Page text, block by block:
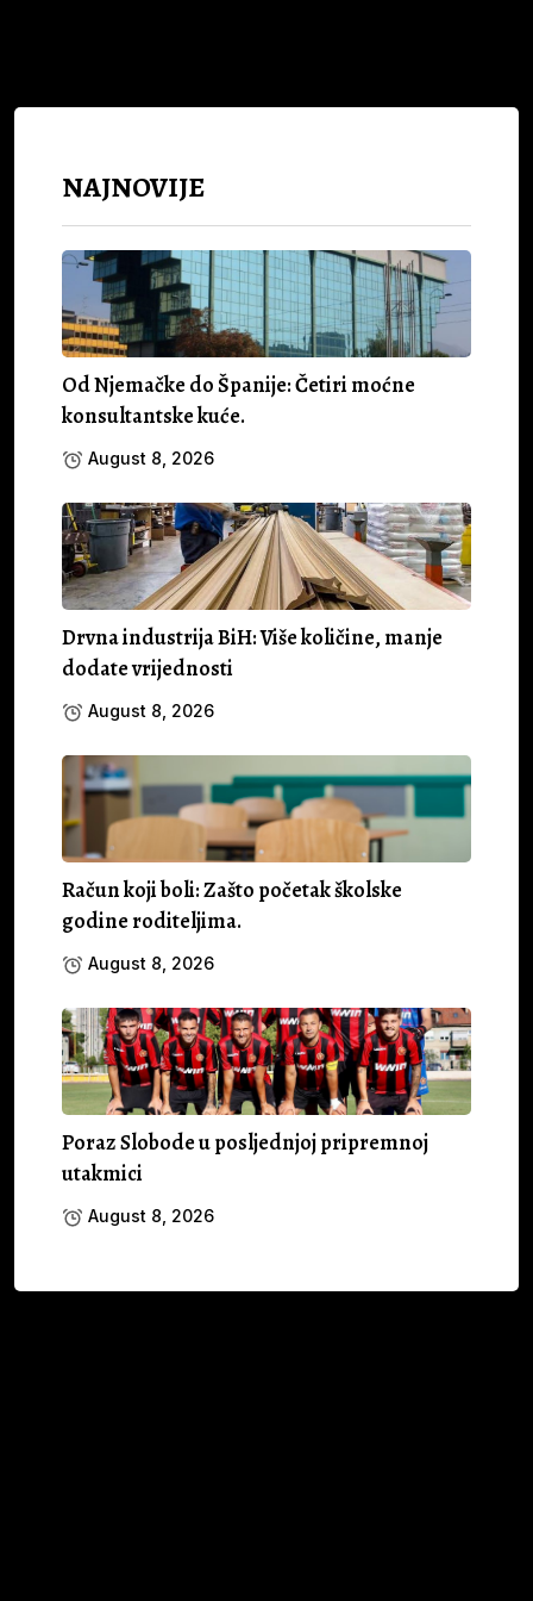
NAJNOVIJE
Od Njemačke do Španije: Četiri moćne
konsultantske kuće.
August 8, 2026
Drvna industrija BiH: Više količine, manje
dodate vrijednosti
August 8, 2026
Račun koji boli: Zašto početak školske
godine roditeljima.
August 8, 2026
Poraz Slobode u posljednjoj pripremnoj
utakmici
August 8, 2026